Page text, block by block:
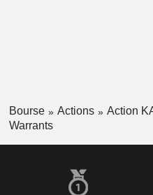
Bourse Actions Action
Warrants